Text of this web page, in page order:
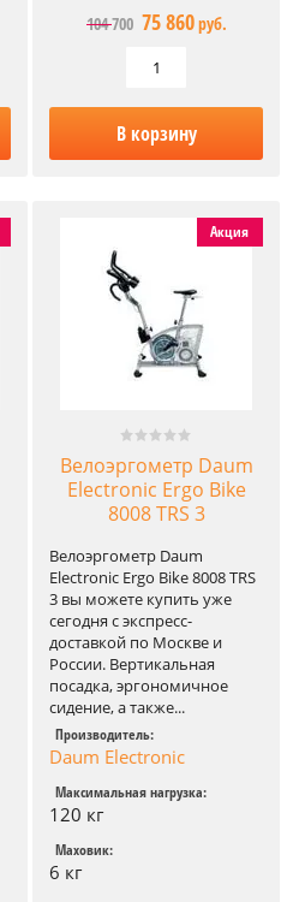
104 700 75 860руб.
В корзину
Акция
Велоэргометр Daum
Electronic Ergo Bike
8008 TRS 3
Велоэргометр Daum
Electronic Ergo Bike 8008 TRS
3 вы можете купить уже
сегодня с экспресс-
доставкой по Москве и
России. Вертикальная
посадка, эргономичное
сидение, а также...
Производитель:
Daum Electronic
Максимальная нагрузка:
120 кг
Маховик:
6 кг